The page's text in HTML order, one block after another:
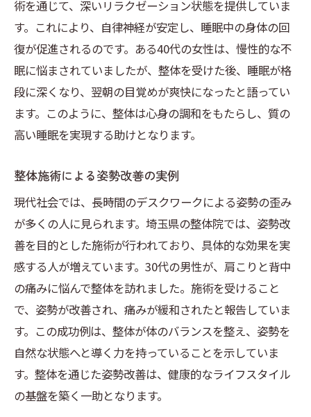
術を通じて、深いリラクゼーション状態を提供していま
す。これにより、自律神経が安定し、睡眠中の身体の回
復が促進されるのです。ある40代の女性は、慢性的な不
眠に悩まされていましたが、整体を受けた後、睡眠が格
段に深くなり、翌朝の目覚めが爽快になったと語ってい
ます。このように、整体は心身の調和をもたらし、質の
高い睡眠を実現する助けとなります。
整体施術による姿勢改善の実例
現代社会では、長時間のデスクワークによる姿勢の歪み
が多くの人に見られます。埼玉県の整体院では、姿勢改
善を目的とした施術が行われており、具体的な効果を実
感する人が増えています。30代の男性が、肩こりと背中
の痛みに悩んで整体を訪れました。施術を受けること
で、姿勢が改善され、痛みが緩和されたと報告していま
す。この成功例は、整体が体のバランスを整え、姿勢を
自然な状態へと導く力を持っていることを示していま
す。整体を通じた姿勢改善は、健康的なライフスタイル
の基盤を築く一助となります。